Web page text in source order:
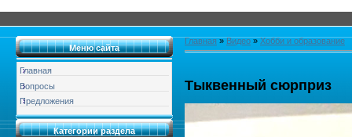
Меню сайта
Главная
Вопросы
Предложения
Категории раздела
Главная » Видео » Хобби и образование
Тыквенный сюрприз